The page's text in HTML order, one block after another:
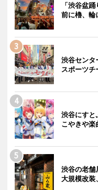
「渋谷盆
前に櫓、輪
渋谷セン
スポーツ
渋谷にす
こやきや楽
渋谷の老
大規模改装